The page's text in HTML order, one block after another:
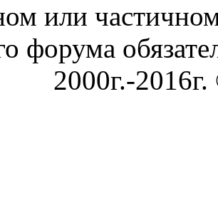
или
форума
2000г.-